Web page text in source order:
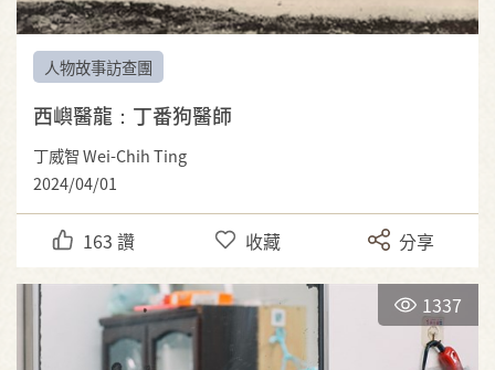
人物故事訪查團
西嶼醫龍：丁番狗醫師
丁威智 Wei-Chih Ting
2024/04/01
163 讚 收藏 分享
1337